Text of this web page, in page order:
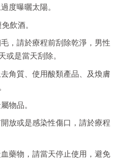
度曝曬太陽。
飲酒。
，請於療程前刮除乾淨，男性
或是當天刮除。
角質、使用酸類產品、及煥膚
物品。
放或是感染性傷口，請於療程
藥物，請當天停止使用，避免